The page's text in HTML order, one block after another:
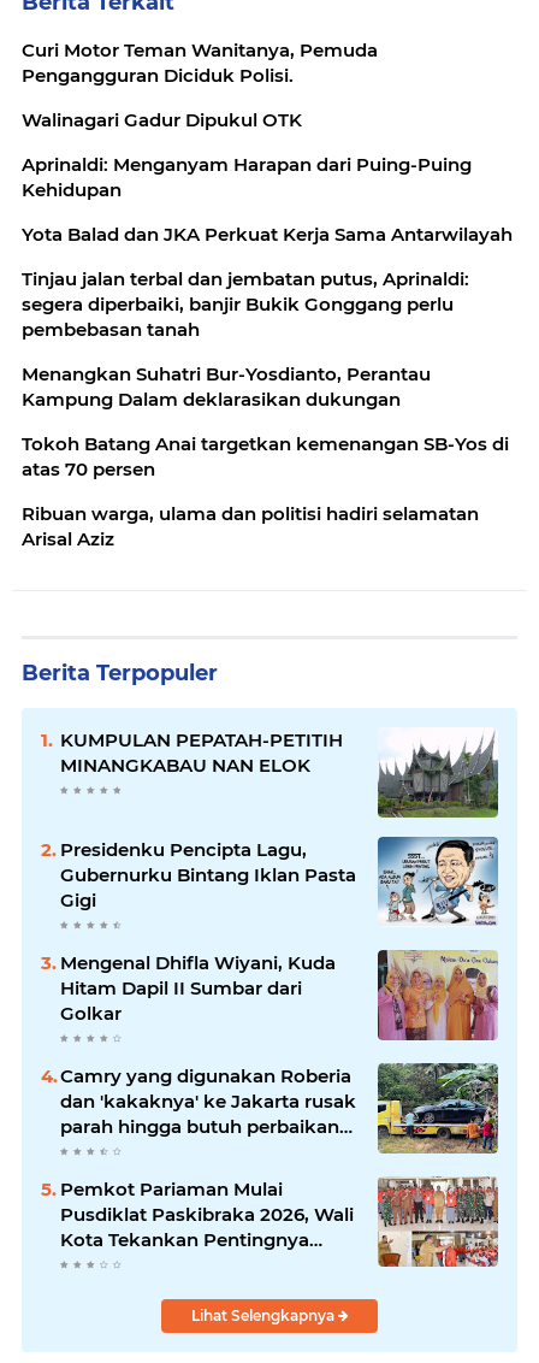
Curi Motor Teman Wanitanya, Pemuda
Pengangguran Diciduk Polisi.
Walinagari Gadur Dipukul OTK
Aprinaldi: Menganyam Harapan dari Puing-Puing
Kehidupan
Yota Balad dan JKA Perkuat Kerja Sama Antarwilayah
Tinjau jalan terbal dan jembatan putus, Aprinaldi:
segera diperbaiki, banjir Bukik Gonggang perlu
pembebasan tanah
Menangkan Suhatri Bur-Yosdianto, Perantau
Kampung Dalam deklarasikan dukungan
Tokoh Batang Anai targetkan kemenangan SB-Yos di
atas 70 persen
Ribuan warga, ulama dan politisi hadiri selamatan
Arisal Aziz
Berita Terpopuler
KUMPULAN PEPATAH-PETITIH
MINANGKABAU NAN ELOK
Presidenku Pencipta Lagu,
Gubernurku Bintang Iklan Pasta
Gigi
Mengenal Dhifla Wiyani, Kuda
Hitam Dapil II Sumbar dari
Golkar
Camry yang digunakan Roberia
dan 'kakaknya' ke Jakarta rusak
parah hingga butuh perbaikan
200 juta
Pemkot Pariaman Mulai
Pusdiklat Paskibraka 2026, Wali
Kota Tekankan Pentingnya
Disiplin
Lihat Selengkapnya